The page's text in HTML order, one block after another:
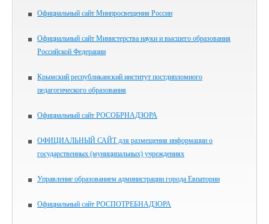
Официальный сайт Минпросвещения России
Официальный сайт Министерства науки и высшего образования
Российской Федерации
Крымский республиканский институт постдипломного
педагогического образования
Официальный сайт РОСОБРНАДЗОРА
ОФИЦИАЛЬНЫЙ САЙТ для размещения информации о
государственных (муниципальных) учреждениях
Управление образованием администрации города Евпатории
Официальный сайт РОСПОТРЕБНАДЗОРА